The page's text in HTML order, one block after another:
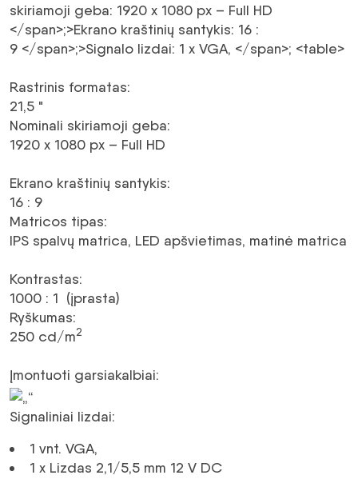
skiriamoji geba: 1920 x 1080 px – Full HD
</span>;>Ekrano kraštinių santykis: 16 :
9 </span>;>Signalo lizdai: 1 x VGA, </span>; <table>
Rastrinis formatas:
21,5 "
Nominali skiriamoji geba:
1920 x 1080 px – Full HD
Ekrano kraštinių santykis:
16 : 9
Matricos tipas:
IPS spalvų matrica, LED apšvietimas, matinė matrica
Kontrastas:
1000 : 1 (įprasta)
Ryškumas:
250 cd/m2
Įmontuoti garsiakalbiai:
Signaliniai lizdai:
1 vnt. VGA,
1 x Lizdas 2,1/5,5 mm 12 V DC